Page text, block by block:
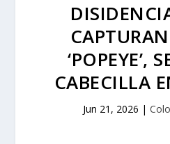
‘POPEYE’,
CABECILLA
Jun 21, 2026 |